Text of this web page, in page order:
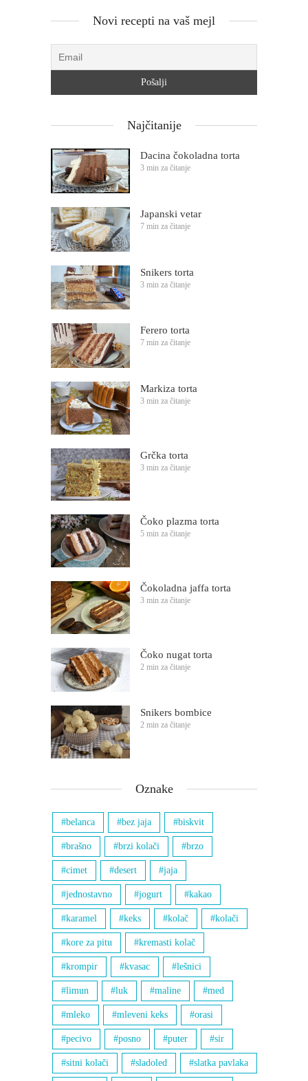
Novi recepti na vaš mejl
Najčitanije
Dacina čokoladna torta
3 min za čitanje
Japanski vetar
7 min za čitanje
Snikers torta
3 min za čitanje
Ferero torta
7 min za čitanje
Markiza torta
3 min za čitanje
Grčka torta
3 min za čitanje
Čoko plazma torta
5 min za čitanje
Čokoladna jaffa torta
3 min za čitanje
Čoko nugat torta
2 min za čitanje
Snikers bombice
2 min za čitanje
Oznake
belanca bez jaja biskvit
brašno brzi kolači brzo
cimet desert jaja
jednostavno jogurt kakao
karamel keks kolač kolači
kore za pitu kremasti kolač
krompir kvasac lešnici
limun luk maline med
mleko mleveni keks orasi
pecivo posno puter sir
sitni kolači sladoled slatka pavlaka